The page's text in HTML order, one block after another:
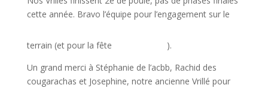
cette année. Bravo l’équipe pour l’engagement sur le
terrain (et pour la fête
).
Un grand merci à Stéphanie de l’acbb, Rachid des
cougarachas et Josephine, notre ancienne Vrillé pour